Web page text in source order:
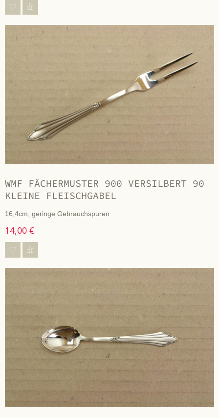
WMF FÄCHERMUSTER 900 VERSILBERT 90
KLEINE FLEISCHGABEL
16,4cm, geringe Gebrauchspuren
14,00 €